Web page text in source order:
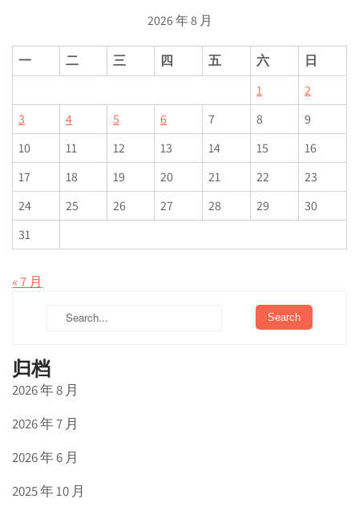
2026 年 8 月
一 二 三 四 五 六
日
1
2
3
4 5 6 7 8
9
10
11 12 13 14 15
16
17
18 19 20 21 22
23
24
25 26 27 28 29
30
31
« 7 月
归档
2026 年 8 月
2026 年 7 月
2026 年 6 月
2025 年 10 月